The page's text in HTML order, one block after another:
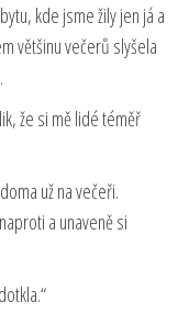
kde jsme žily jen já a
většinu večerů slyšela
že si mě lidé téměř
už na večeři.
a unaveně si